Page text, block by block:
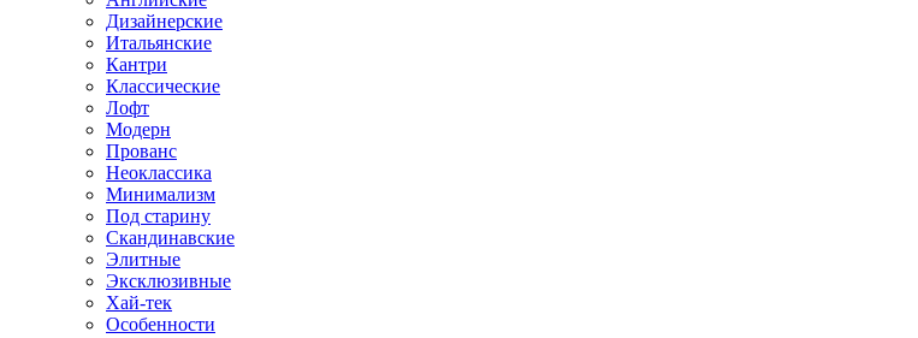
Дизайнерские
Итальянские
Кантри
Классические
Лофт
Модерн
Прованс
Неоклассика
Минимализм
Под старину
Скандинавские
Элитные
Эксклюзивные
Хай-тек
Особенности